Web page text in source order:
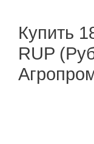
Купить
RUP